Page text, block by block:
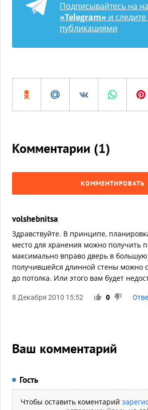
Подписывайтесь на
«Telegram» и следите
публикациями
Комментарии (1)
КОММЕНТИРОВАТЬ
volshebnitsa
Здравствуйте. В принципе,
место для хранения можно получить
максимально вправо дверь в
получившейся длинной стены можно
до потолка. Или этого вам будет
8 Декабря 2010 15:52 0
Ваш комментарий
Гость
Чтобы оставить коментарий